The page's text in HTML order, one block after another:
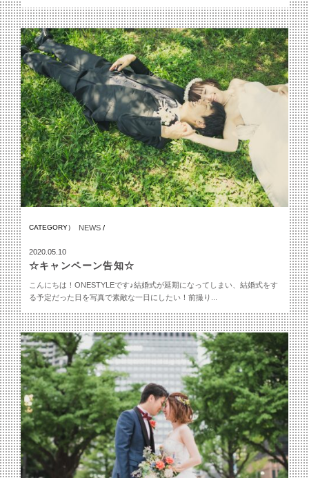
CATEGORY） NEWS/
2020.05.10
☆キャンペーン告知☆
こんにちは！ONESTYLEです♪結婚式が延期になってしまい、結婚式をす
る予定だった日を写真で素敵な一日にしたい！前撮り...